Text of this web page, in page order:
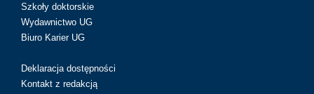
Szkoły doktorskie
Wydawnictwo UG
Biuro Karier UG
Deklaracja dostępności
Kontakt z redakcją